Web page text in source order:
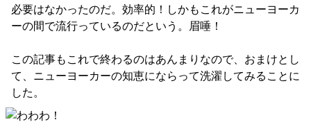
必要はなかったのだ。効率的！しかもこれがニューヨーカ
ーの間で流行っているのだという。眉唾！
この記事もこれで終わるのはあんまりなので、おまけとし
て、ニューヨーカーの知恵にならって洗濯してみることに
した。